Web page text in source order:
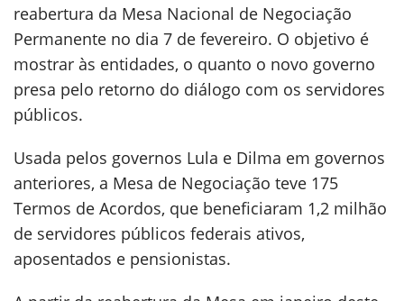
reabertura da Mesa Nacional de Negociação
Permanente no dia 7 de fevereiro. O objetivo é
mostrar às entidades, o quanto o novo governo
presa pelo retorno do diálogo com os servidores
públicos.
Usada pelos governos Lula e Dilma em governos
anteriores, a Mesa de Negociação teve 175
Termos de Acordos, que beneficiaram 1,2 milhão
de servidores públicos federais ativos,
aposentados e pensionistas.